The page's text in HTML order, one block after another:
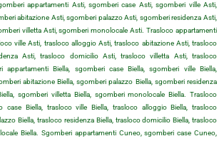
appartamenti Asti, sgomberi case Asti, sgomberi ville Asti,
abitazione Asti, sgomberi palazzo Asti, sgomberi residenza Asti,
villetta Asti, sgomberi monolocale Asti. Trasloco appartamenti
ville Asti, trasloco alloggio Asti, trasloco abitazione Asti, trasloco
Asti, trasloco domicilio Asti, trasloco villetta Asti, trasloco
appartamenti Biella, sgomberi case Biella, sgomberi ville Biella,
abitazione Biella, sgomberi palazzo Biella, sgomberi residenza
sgomberi villetta Biella, sgomberi monolocale Biella. Trasloco
case Biella, trasloco ville Biella, trasloco alloggio Biella, trasloco
Biella, trasloco residenza Biella, trasloco domicilio Biella, trasloco
Biella. Sgomberi appartamenti Cuneo, sgomberi case Cuneo,